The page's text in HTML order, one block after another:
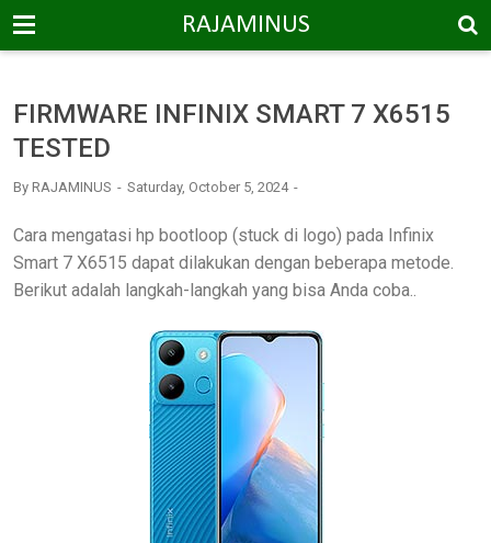
-->
RAJAMINUS
FIRMWARE INFINIX SMART 7 X6515
TESTED
By RAJAMINUS Saturday, October 5, 2024
Cara mengatasi hp bootloop (stuck di logo) pada Infinix
Smart 7 X6515 dapat dilakukan dengan beberapa metode.
Berikut adalah langkah-langkah yang bisa Anda coba..